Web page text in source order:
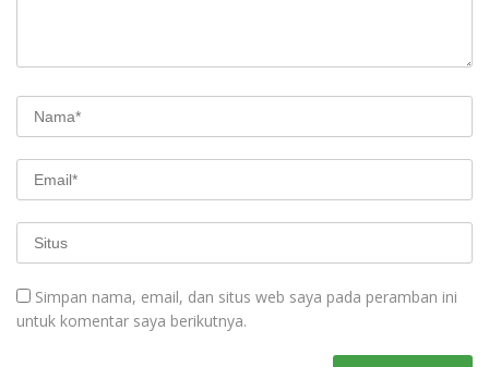
Simpan nama, email, dan situs web saya pada peramban ini
untuk komentar saya berikutnya.